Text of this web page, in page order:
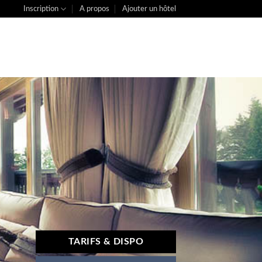
Inscription A propos Ajouter un hôtel
TARIFS & DISPO